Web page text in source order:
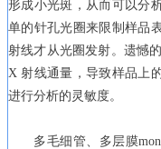
形成小光斑，从而可以分
单的针孔光圈来限制样品
射线才从光圈发射。遗憾
X 射线通量，导致样品上
进行分析的灵敏度。
多毛细管、多层膜